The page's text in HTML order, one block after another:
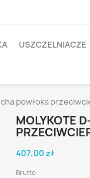
USZCZELNIACZE
powłoka
MOLYKOTE
407,00 zł
Brutto